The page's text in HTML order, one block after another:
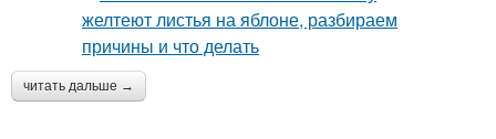
читать дальше →